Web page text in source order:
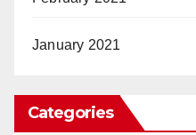
January 2021
Categories